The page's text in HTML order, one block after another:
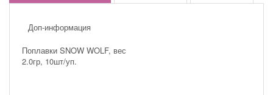
Доп-информация
Поплавки SNOW WOLF, вес
2.0гр, 10шт/уп.